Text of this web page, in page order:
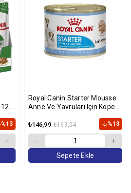
x
%13
Royal Canin Starter Mousse
Anne Ve Yavruları Için Köpek
₺146,99 ₺169,04 %13
Sepete Ekle